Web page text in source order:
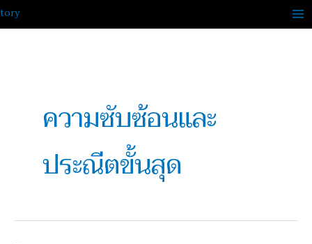
Skip
to
ความซับซ้อนและ
ประณีตขั้นสุด